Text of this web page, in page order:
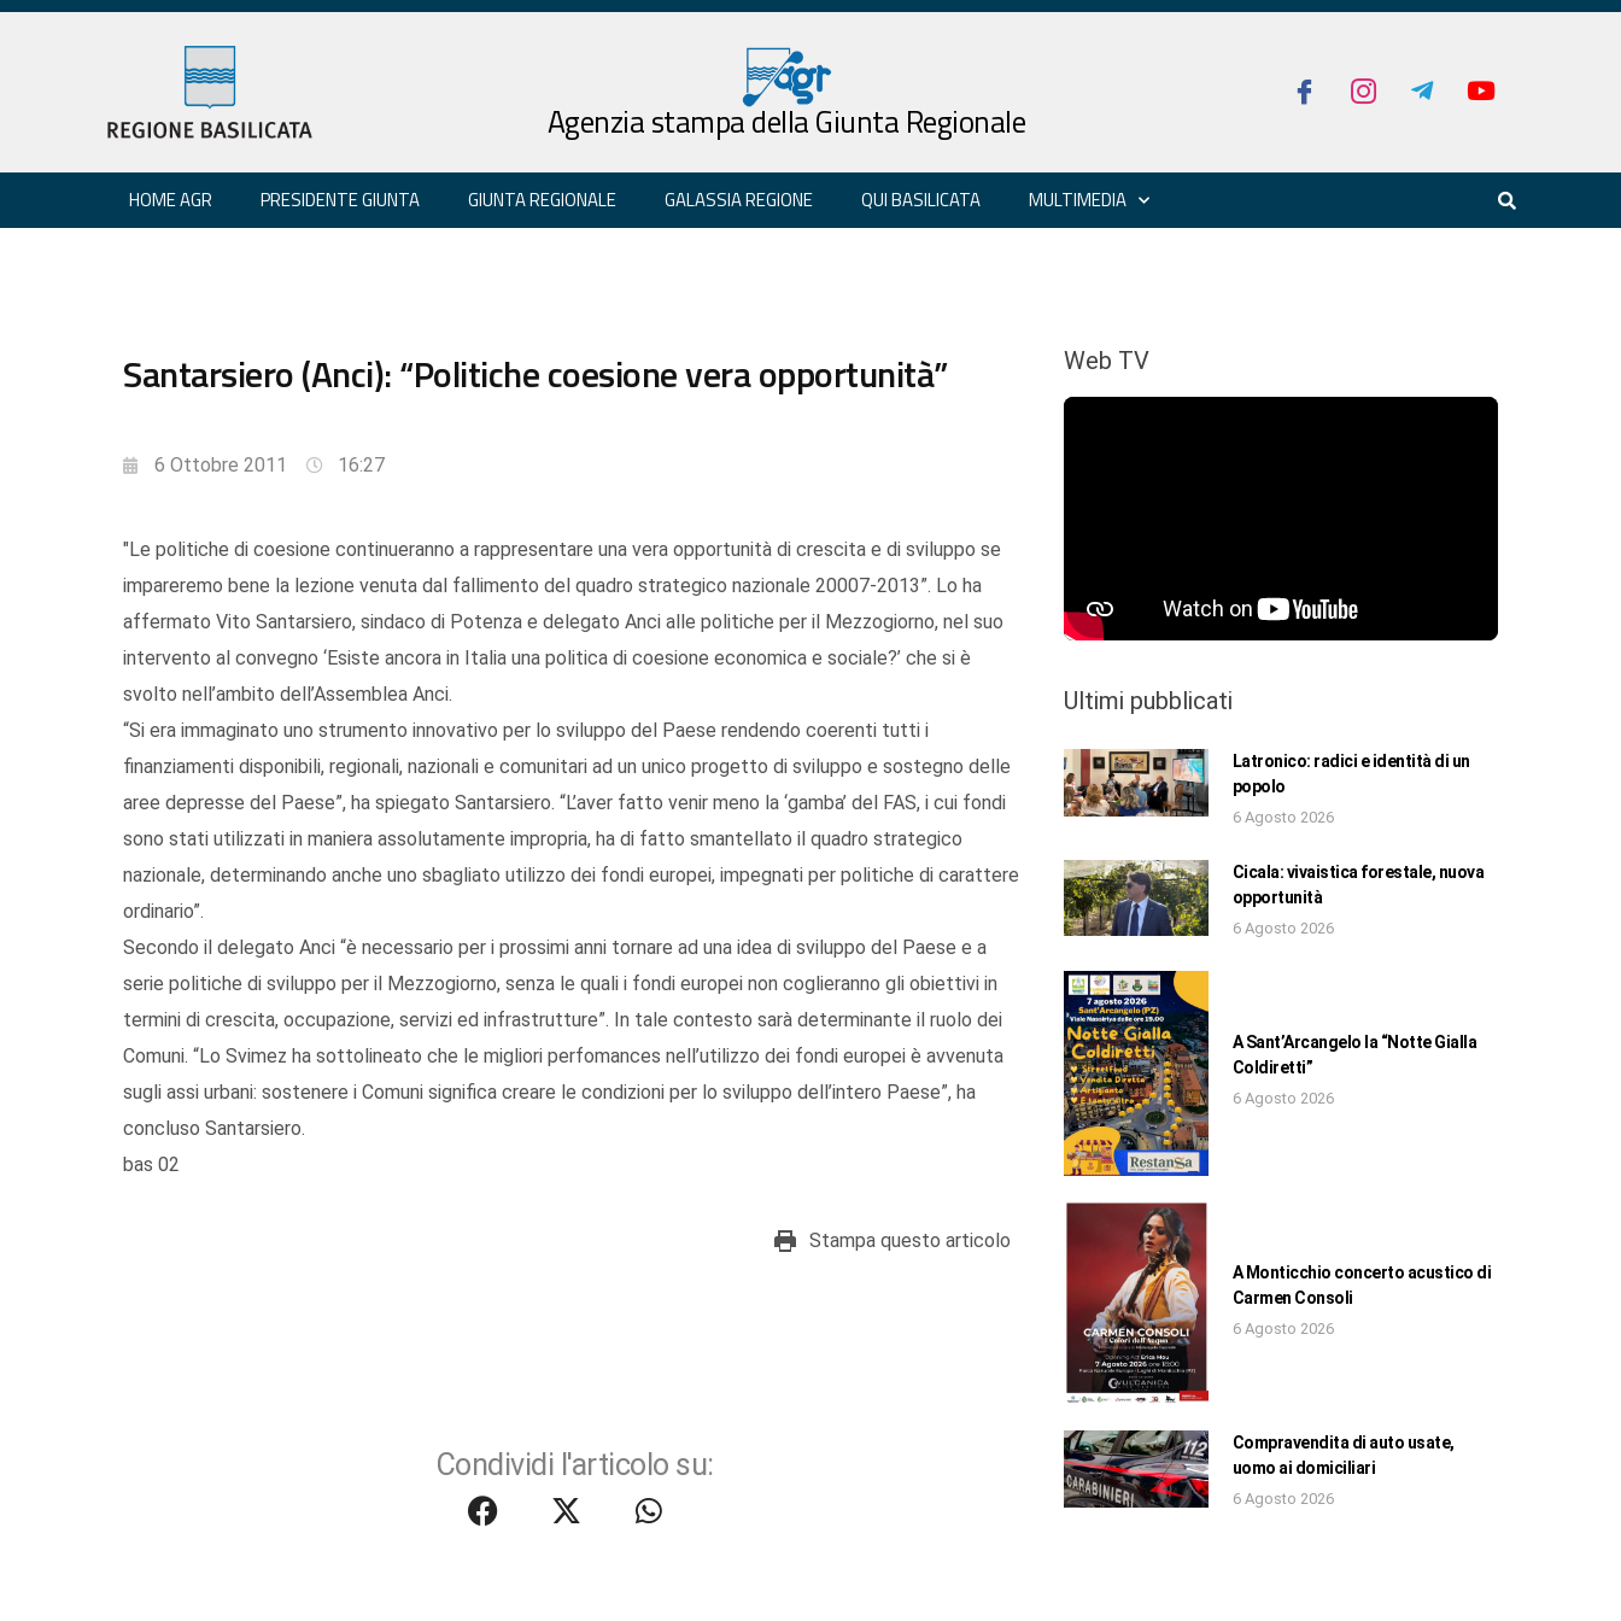
Agenzia stampa della Giunta Regionale
HOME AGR PRESIDENTE GIUNTA GIUNTA REGIONALE GALASSIA REGIONE QUI BASILICATA MULTIMEDIA
Santarsiero (Anci): “Politiche coesione vera opportunità”
6 Ottobre 2011 16:27
"Le politiche di coesione continueranno a rappresentare una vera opportunità di crescita e di sviluppo se
impareremo bene la lezione venuta dal fallimento del quadro strategico nazionale 20007-2013”. Lo ha
affermato Vito Santarsiero, sindaco di Potenza e delegato Anci alle politiche per il Mezzogiorno, nel suo
intervento al convegno ‘Esiste ancora in Italia una politica di coesione economica e sociale?’ che si è
svolto nell’ambito dell’Assemblea Anci.
“Si era immaginato uno strumento innovativo per lo sviluppo del Paese rendendo coerenti tutti i
finanziamenti disponibili, regionali, nazionali e comunitari ad un unico progetto di sviluppo e sostegno delle
aree depresse del Paese”, ha spiegato Santarsiero. “L’aver fatto venir meno la ‘gamba’ del FAS, i cui fondi
sono stati utilizzati in maniera assolutamente impropria, ha di fatto smantellato il quadro strategico
nazionale, determinando anche uno sbagliato utilizzo dei fondi europei, impegnati per politiche di carattere
ordinario”.
Secondo il delegato Anci “è necessario per i prossimi anni tornare ad una idea di sviluppo del Paese e a
serie politiche di sviluppo per il Mezzogiorno, senza le quali i fondi europei non coglieranno gli obiettivi in
termini di crescita, occupazione, servizi ed infrastrutture”. In tale contesto sarà determinante il ruolo dei
Comuni. “Lo Svimez ha sottolineato che le migliori perfomances nell’utilizzo dei fondi europei è avvenuta
sugli assi urbani: sostenere i Comuni significa creare le condizioni per lo sviluppo dell’intero Paese”, ha
concluso Santarsiero.
bas 02
Stampa questo articolo
Condividi l'articolo su:
Web TV
Ultimi pubblicati
Latronico: radici e identità di un
popolo
6 Agosto 2026
Cicala: vivaistica forestale, nuova
opportunità
6 Agosto 2026
A Sant’Arcangelo la “Notte Gialla
Coldiretti”
6 Agosto 2026
A Monticchio concerto acustico di
Carmen Consoli
6 Agosto 2026
Compravendita di auto usate,
uomo ai domiciliari
6 Agosto 2026